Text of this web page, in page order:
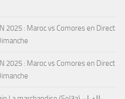
2025 : Maroc vs Comores en Direct
2025 : Maroc vs Comores en Direct